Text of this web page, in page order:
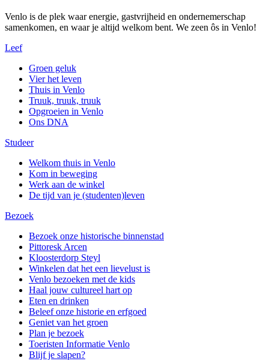
Venlo is de plek waar energie, gastvrijheid en ondernemerschap
samenkomen, en waar je altijd welkom bent. We zeen ôs in Venlo!
Leef
Groen geluk
Vier het leven
Thuis in Venlo
Truuk, truuk, truuk
Opgroeien in Venlo
Ons DNA
Studeer
Welkom thuis in Venlo
Kom in beweging
Werk aan de winkel
De tijd van je (studenten)leven
Bezoek
Bezoek onze historische binnenstad
Pittoresk Arcen
Kloosterdorp Steyl
Winkelen dat het een lievelust is
Venlo bezoeken met de kids
Haal jouw cultureel hart op
Eten en drinken
Beleef onze historie en erfgoed
Geniet van het groen
Plan je bezoek
Toeristen Informatie Venlo
Blijf je slapen?